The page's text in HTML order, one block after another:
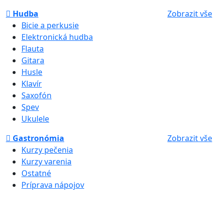
Hudba
Zobrazit vše
Bicie a perkusie
Elektronická hudba
Flauta
Gitara
Husle
Klavír
Saxofón
Spev
Ukulele
Gastronómia
Zobrazit vše
Kurzy pečenia
Kurzy varenia
Ostatné
Príprava nápojov